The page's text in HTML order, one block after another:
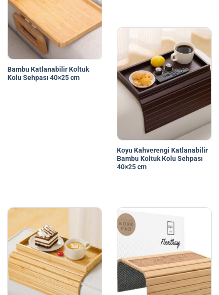
Bambu Katlanabilir Koltuk
Kolu Sehpası 40×25 cm
Koyu Kahverengi Katlanabilir
Bambu Koltuk Kolu Sehpası
40×25 cm